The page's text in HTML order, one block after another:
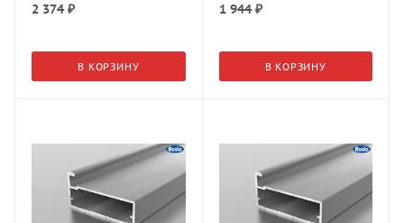
2 374₽
В КОРЗИНУ
1 944₽
В КОРЗИНУ